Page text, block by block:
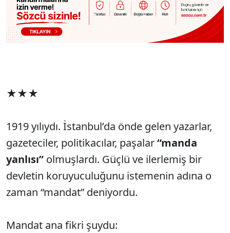
★★★
1919 yılıydı. İstanbul’da önde gelen yazarlar,
gazeteciler, politikacılar, paşalar“manda
yanlısı” olmuşlardı. Güçlü ve ilerlemiş bir
devletin koruyuculuğunu istemenin adına o
zaman “mandat” deniyordu.
Mandat ana fikri şuydu: